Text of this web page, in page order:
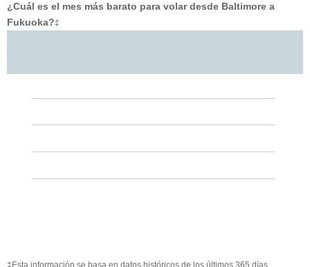
¿Cuál es el mes más barato para volar desde Baltimore a
Fukuoka?‡